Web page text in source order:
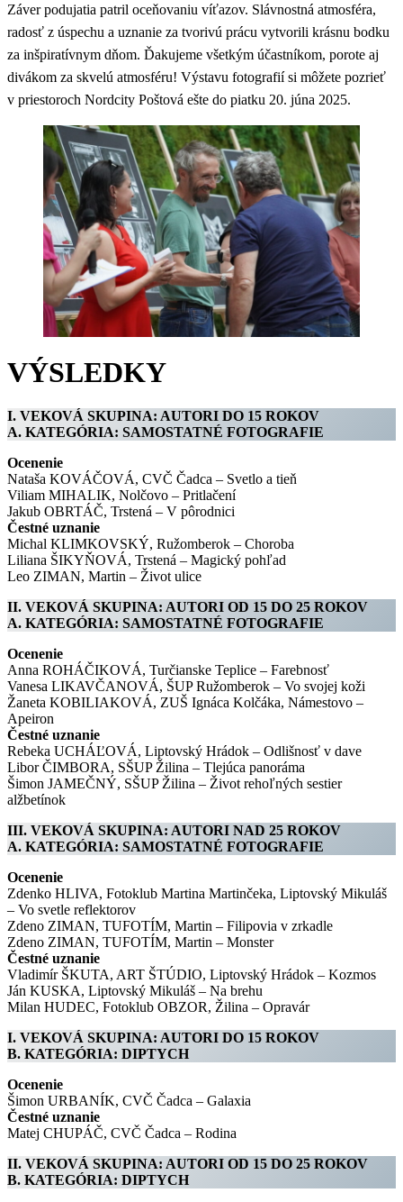
Záver podujatia patril oceňovaniu víťazov. Slávnostná atmosféra,
radosť z úspechu a uznanie za tvorivú prácu vytvorili krásnu bodku
za inšpiratívnym dňom. Ďakujeme všetkým účastníkom, porote aj
divákom za skvelú atmosféru! Výstavu fotografií si môžete pozrieť
v priestoroch Nordcity Poštová ešte do piatku 20. júna 2025.
VÝSLEDKY
I. VEKOVÁ SKUPINA: AUTORI DO 15 ROKOV
A. KATEGÓRIA: SAMOSTATNÉ FOTOGRAFIE
Ocenenie
Nataša KOVÁČOVÁ, CVČ Čadca – Svetlo a tieň
Viliam MIHALIK, Nolčovo – Pritlačení
Jakub OBRTÁČ, Trstená – V pôrodnici
Čestné uznanie
Michal KLIMKOVSKÝ, Ružomberok – Choroba
Liliana ŠIKYŇOVÁ, Trstená – Magický pohľad
Leo ZIMAN, Martin – Život ulice
II. VEKOVÁ SKUPINA: AUTORI OD 15 DO 25 ROKOV
A. KATEGÓRIA: SAMOSTATNÉ FOTOGRAFIE
Ocenenie
Anna ROHÁČIKOVÁ, Turčianske Teplice – Farebnosť
Vanesa LIKAVČANOVÁ, ŠUP Ružomberok – Vo svojej koži
Žaneta KOBILIAKOVÁ, ZUŠ Ignáca Kolčáka, Námestovo –
Apeiron
Čestné uznanie
Rebeka UCHÁĽOVÁ, Liptovský Hrádok – Odlišnosť v dave
Libor ČIMBORA, SŠUP Žilina – Tlejúca panoráma
Šimon JAMEČNÝ, SŠUP Žilina – Život rehoľných sestier
alžbetínok
III. VEKOVÁ SKUPINA: AUTORI NAD 25 ROKOV
A. KATEGÓRIA: SAMOSTATNÉ FOTOGRAFIE
Ocenenie
Zdenko HLIVA, Fotoklub Martina Martinčeka, Liptovský Mikuláš
– Vo svetle reflektorov
Zdeno ZIMAN, TUFOTÍM, Martin – Filipovia v zrkadle
Zdeno ZIMAN, TUFOTÍM, Martin – Monster
Čestné uznanie
Vladimír ŠKUTA, ART ŠTÚDIO, Liptovský Hrádok – Kozmos
Ján KUSKA, Liptovský Mikuláš – Na brehu
Milan HUDEC, Fotoklub OBZOR, Žilina – Opravár
I. VEKOVÁ SKUPINA: AUTORI DO 15 ROKOV
B. KATEGÓRIA: DIPTYCH
Ocenenie
Šimon URBANÍK, CVČ Čadca – Galaxia
Čestné uznanie
Matej CHUPÁČ, CVČ Čadca – Rodina
II. VEKOVÁ SKUPINA: AUTORI OD 15 DO 25 ROKOV
B. KATEGÓRIA: DIPTYCH